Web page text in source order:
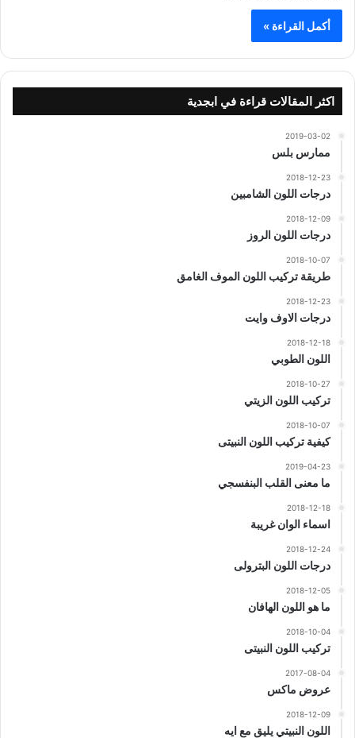
أكمل القراءة »
اكثر المقالات قراءة في ابجدية
2019-03-02
ممارس بلس
2018-12-23
درجات اللون الشامبين
2018-12-09
درجات اللون الروز
2018-10-07
طريقة تركيب اللون الموف الغامق
2018-12-23
درجات الاوف وايت
2018-12-18
اللون الطوبي
2018-10-27
تركيب اللون الزيتي
2018-10-07
كيفية تركيب اللون النبيتى
2019-04-23
ما معنى القلب البنفسجي
2018-12-18
اسماء الوان غريبة
2018-12-24
درجات اللون البترولى
2018-12-05
ما هو اللون الهافان
2018-10-04
تركيب اللون النبيتى
2017-08-04
عروض ماكس
2018-12-09
اللون النبيتي يليق مع ايه